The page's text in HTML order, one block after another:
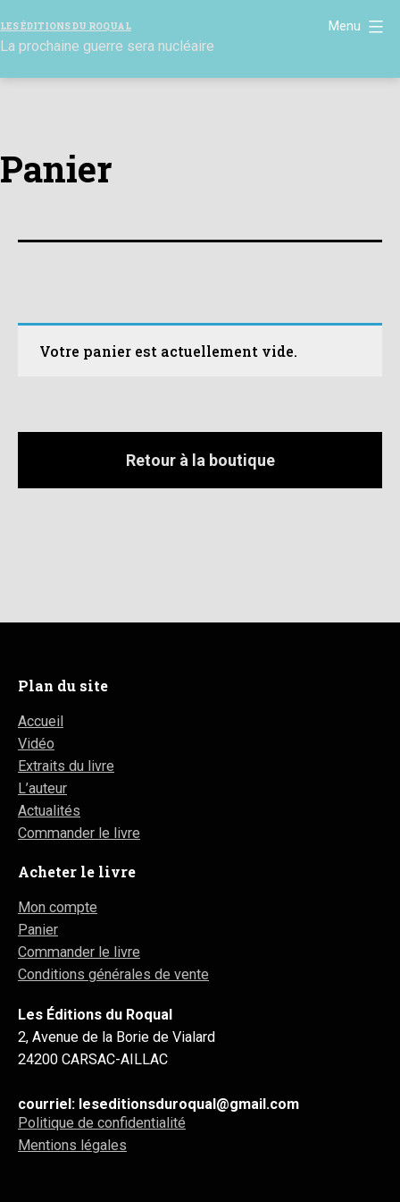
au
LES ÉDITIONS DU ROQUAL
La prochaine guerre sera nucléaire
Menu
Panier
Votre panier est actuellement vide.
Retour à la boutique
Plan du site
Accueil
Vidéo
Extraits du livre
L’auteur
Actualités
Commander le livre
Acheter le livre
Mon compte
Panier
Commander le livre
Conditions générales de vente
Les Éditions du Roqual
2, Avenue de la Borie de Vialard
24200 CARSAC-AILLAC
courriel: leseditionsduroqual@gmail.com
Politique de confidentialité
Mentions légales